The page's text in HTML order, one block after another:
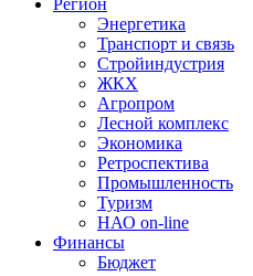
Регион
Энергетика
Транспорт и связь
Стройиндустрия
ЖКХ
Агропром
Лесной комплекс
Экономика
Ретроспектива
Промышленность
Туризм
НАО on-line
Финансы
Бюджет